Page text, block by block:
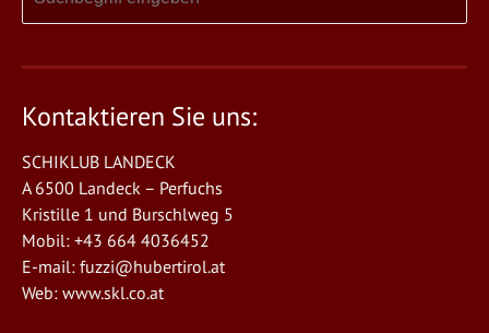
Kontaktieren Sie uns:
SCHIKLUB LANDECK
A 6500 Landeck – Perfuchs
Kristille 1 und Burschlweg 5
Mobil: +43 664 4036452
E-mail: fuzzi@hubertirol.at
Web: www.skl.co.at